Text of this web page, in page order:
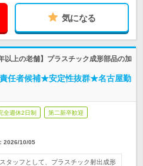
気になる
以上の老舗】プラスチック成形部品の加
責任者候補★安定性抜群★名古屋勤
全週休2日制 第二新卒歓迎
2026/10/05
タッフとして、プラスチック射出成形